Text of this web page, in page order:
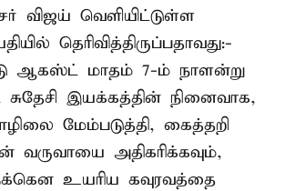
விஜய் வெளியிட்டுள்ள
தெரிவித்திருப்பதாவது:-
ஆகஸ்ட் மாதம் 7-ம் நாளன்று
இயக்கத்தின் நினைவாக,
மேம்படுத்தி, கைத்தறி
வருவாயை அதிகரிக்கவும்,
உயரிய கவுரவத்தை